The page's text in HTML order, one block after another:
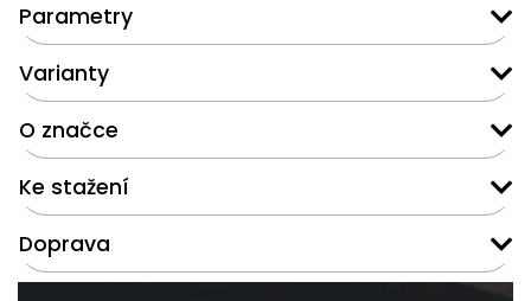
Parametry
Varianty
O značce
Ke stažení
Doprava